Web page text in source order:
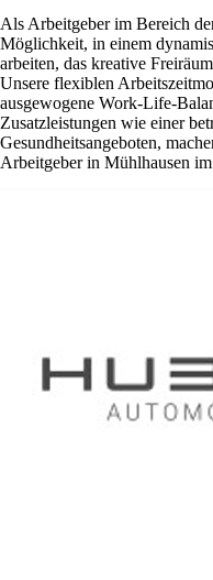
Als Arbeitgeber im Bereich
Möglichkeit, in einem
arbeiten, das kreative
Unsere flexiblen
ausgewogene Work-Life-
Zusatzleistungen wie einer
Gesundheitsangeboten,
Arbeitgeber in Mühlhausen